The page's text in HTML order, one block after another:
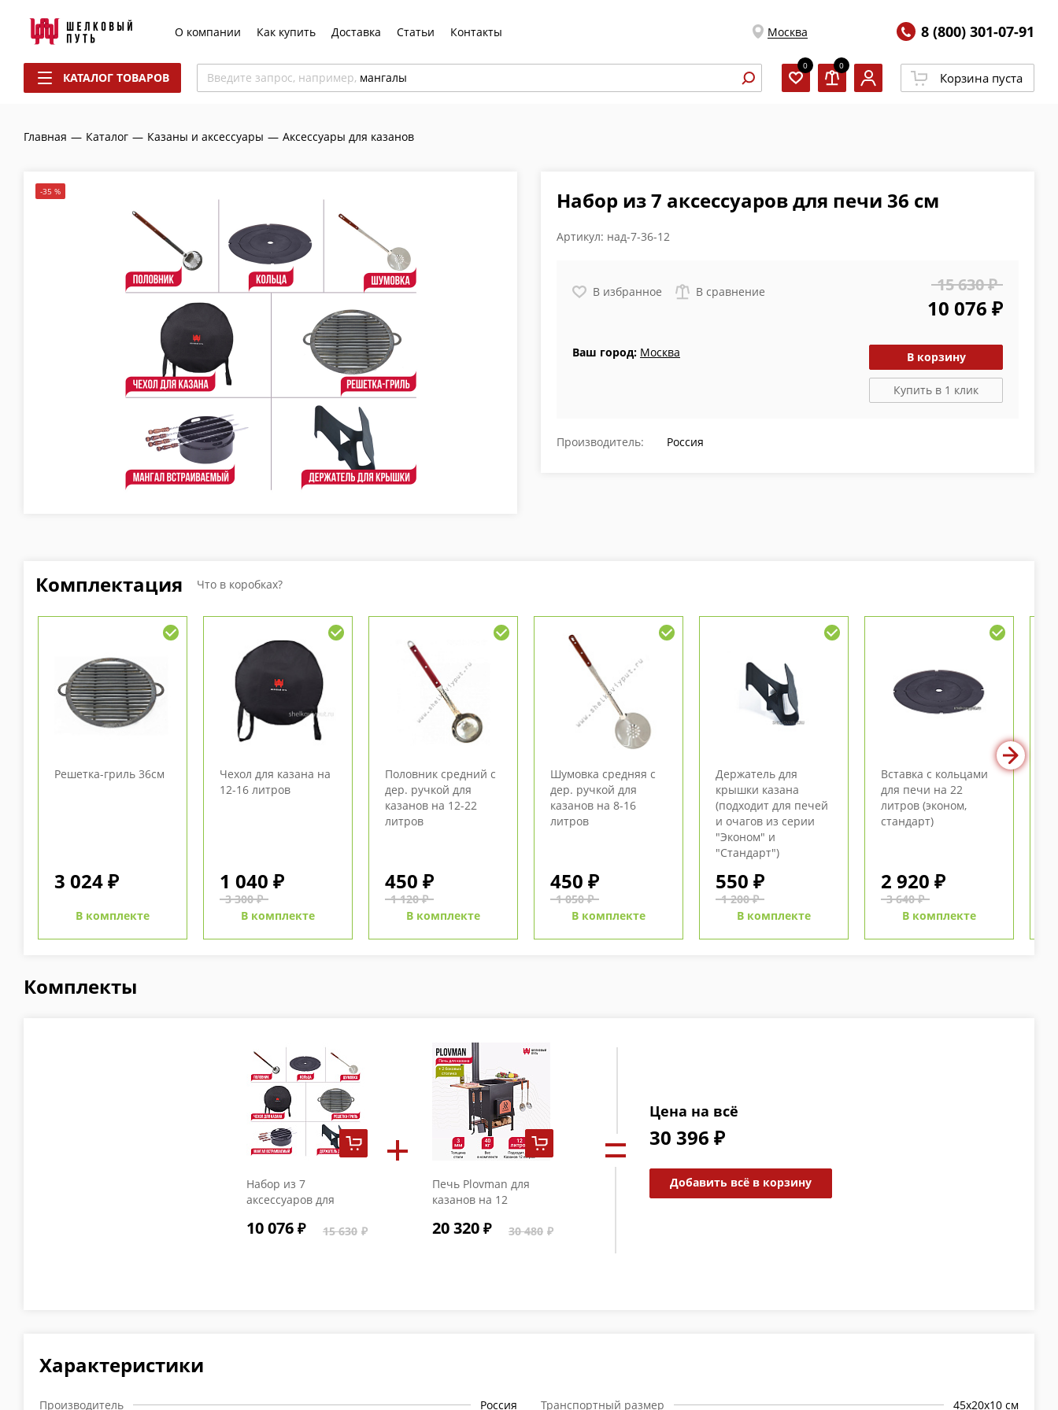
О компании Как купить Доставка Статьи Контакты Москва 8 (800) 301-07-91
КАТАЛОГ ТОВАРОВ Введите запрос, например, мангалы
0 0
Корзина пуста
Главная — Каталог — Казаны и аксессуары — Аксессуары для казанов
-35 % Набор из 7 аксессуаров для печи 36 см
Артикул: над-7-36-12
В избранное В сравнение 15 630 ₽
10 076 ₽
Ваш город: Москва В корзину
Купить в 1 клик
Производитель: Россия
Комплектация Что в коробках?
Решетка-гриль 36см
3 024 ₽
В комплекте
Чехол для казана на
12-16 литров
1 040 ₽
3 300 ₽
В комплекте
Половник средний с
дер. ручкой для
казанов на 12-22
литров
450 ₽
1 120 ₽
В комплекте
Шумовка средняя с
дер. ручкой для
казанов на 8-16
литров
450 ₽
1 050 ₽
В комплекте
Держатель для
крышки казана
(подходит для печей
и очагов из серии
"Эконом" и
"Стандарт")
550 ₽
1 200 ₽
В комплекте
Вставка с кольцами
для печи на 22
литров (эконом,
стандарт)
2 920 ₽
3 640 ₽
В комплекте
Комплекты
Набор из 7
аксессуаров для
10 076 15 630
Печь Plovman для
казанов на 12
боковых столика (без
20 320 30 480
Цена на всё
30 396 ₽
Добавить всё в корзину
Характеристики
Производитель Россия Транспортный размер 45х20х10 см